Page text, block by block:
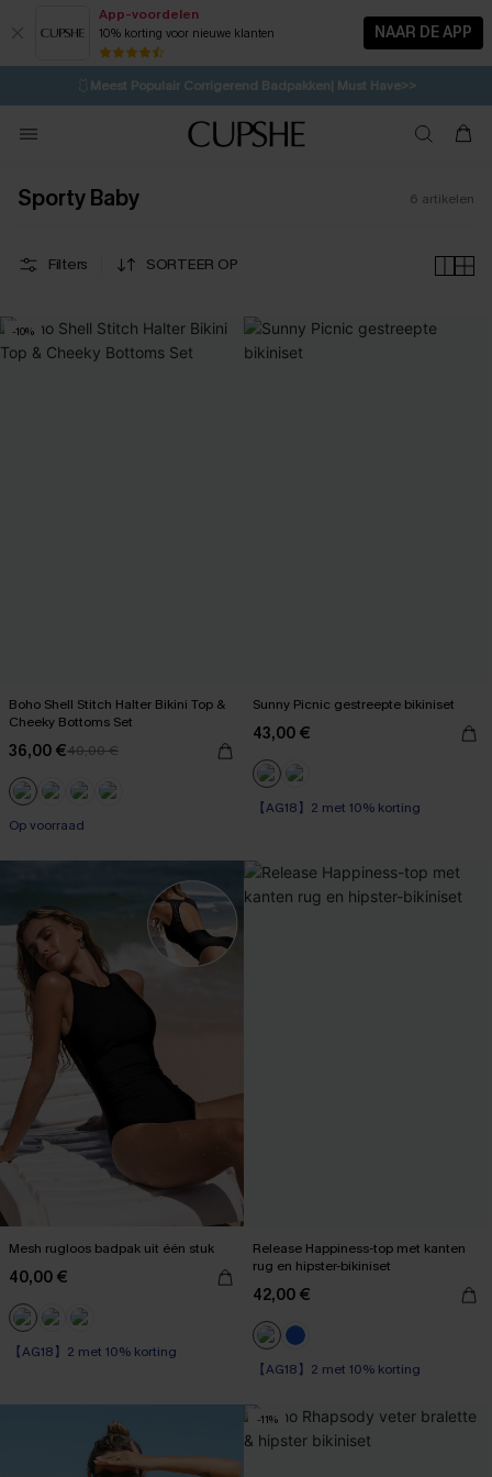
App-voordelen
10% korting voor nieuwe klanten NAAR DE APP
⚡️LAATSTE KANS | Tot 50% korting>>
🩱Meest Populair Corrigerend Badpakken| Must Have>>
💌Abonneer je & ontvang tot 15% korting>>
Koop 3, krijg 15% korting | CODE: SW15
Sporty Baby 6 artikelen
Filters SORTEER OP
-10%
Boho Shell Stitch Halter Bikini Top &
Cheeky Bottoms Set
36,00 €40,00 €
Op voorraad
Sunny Picnic gestreepte bikiniset
43,00 €
【AG18】2 met 10% korting
【AG18】2 met 10% korting
Mesh rugloos badpak uit één stuk
40,00 €
【AG18】2 met 10% korting
【AG18】2 met 10% korting
Release Happiness-top met kanten
rug en hipster-bikiniset
42,00 €
【AG18】2 met 10% korting
【AG18】2 met 10% korting
-11%